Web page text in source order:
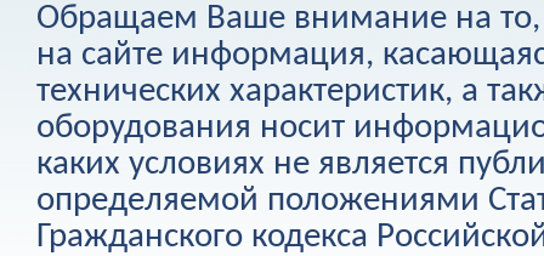
Обращаем Ваше внимание на то,
на сайте информация,
технических характеристик, а
оборудования носит
каких условиях не является
определяемой положениями
Гражданского кодекса